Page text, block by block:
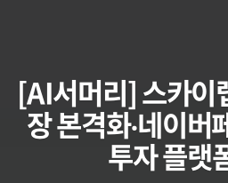
[AI서머리] 스카이
장 본격화‧네이버
투자 플랫